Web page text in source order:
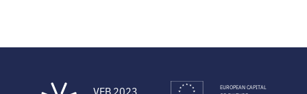
VEB 2023
EUROPEAN CAPITAL